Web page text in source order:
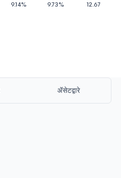
9.14% 9.73% 12.67
ॲसेटद्वारे